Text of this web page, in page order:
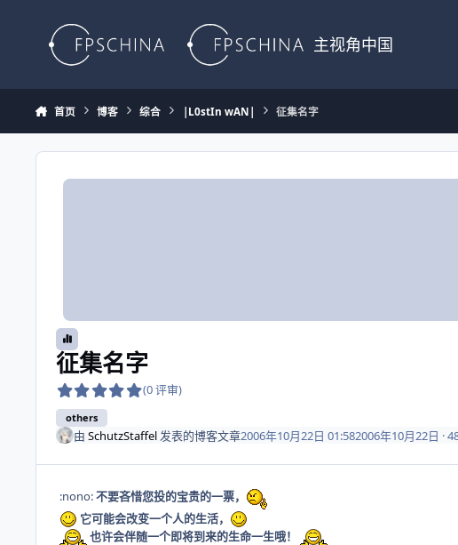
主视角中国
首页 博客 综合 |L0stIn wAN| 征集名字
征集名字
(0 评审)
others
由 SchutzStaffel发表的博客文章2006年10月22日 01:582006年10月22日 ·
:nono:不要吝惜您投的宝贵的一票，
它可能会改变一个人的生活，
也许会伴随一个即将到来的生命一生哦！